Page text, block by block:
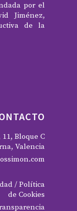
por el
Jiménez,
de la
Bloque C
Valencia
/ Política
de Cookies